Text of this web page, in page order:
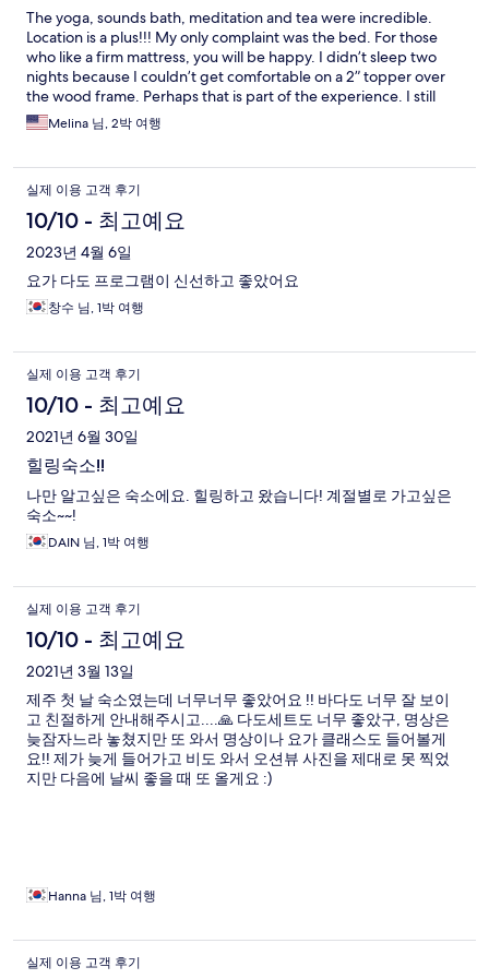
The yoga, sounds bath, meditation and tea were incredible.
Location is a plus!!! My only complaint was the bed. For those
who like a firm mattress, you will be happy. I didn’t sleep two
nights because I couldn’t get comfortable on a 2” topper over
the wood frame. Perhaps that is part of the experience. I still
rate this place highly.
Melina 님, 2박 여행
실제 이용 고객 후기
10/10 - 최고예요
2023년 4월 6일
요가 다도 프로그램이 신선하고 좋았어요
창수 님, 1박 여행
실제 이용 고객 후기
10/10 - 최고예요
2021년 6월 30일
힐링숙소!!
나만 알고싶은 숙소에요. 힐링하고 왔습니다! 계절별로 가고싶은
숙소~~!
DAIN 님, 1박 여행
실제 이용 고객 후기
10/10 - 최고예요
2021년 3월 13일
제주 첫 날 숙소였는데 너무너무 좋았어요 !! 바다도 너무 잘 보이
고 친절하게 안내해주시고....🙏 다도세트도 너무 좋았구, 명상은
늦잠자느라 놓쳤지만 또 와서 명상이나 요가 클래스도 들어볼게
요!! 제가 늦게 들어가고 비도 와서 오션뷰 사진을 제대로 못 찍었
지만 다음에 날씨 좋을 때 또 올게요 :)
Hanna 님, 1박 여행
실제 이용 고객 후기